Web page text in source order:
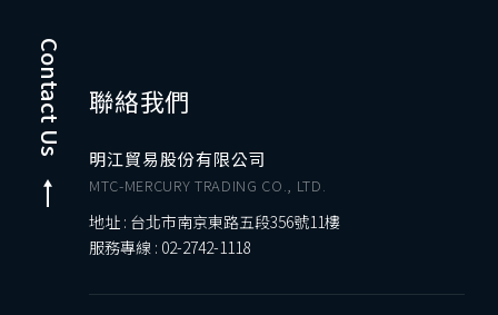
Contact Us 聯絡我們
明江貿易股份有限公司
MTC-MERCURY TRADING CO., LTD.
地址 : 台北市南京東路五段356號11樓
服務專線 : 02-2742-1118